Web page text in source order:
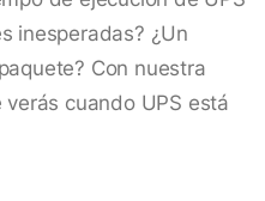
inesperadas? ¿Un
Con nuestra
cuando UPS está